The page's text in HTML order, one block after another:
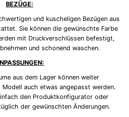
BEZÜGE:
und kuscheligen Bezügen aus
Sie können die gewünschte Farbe
mit Druckverschlüssen befestigt,
und schonend waschen.
aus dem Lager können weiter
auch etwas angepasst werden.
den Produktkonfigurator oder
der gewünschten Änderungen.